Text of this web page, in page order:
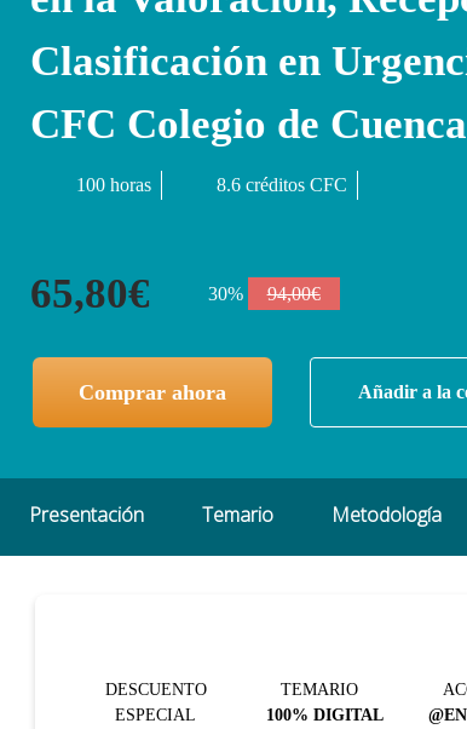
Clasificación en
CFC Colegio de Cuenca
100 horas 8.6 créditos CFC
65,80€ 30% 94,00€
Comprar ahora Añadir a la
Presentación Temario Metodología
DESCUENTO
ESPECIAL
TEMARIO
100% DIGITAL